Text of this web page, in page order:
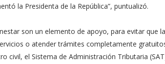
la Presidenta de la República”, puntualizó.
son un elemento de apoyo, para evitar que
o atender trámites completamente
civil, el Sistema de Administración Tributaria